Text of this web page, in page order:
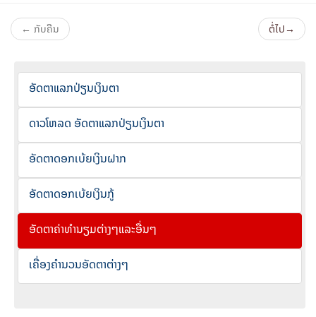
← ກັບຄືນ ຕໍ່ໄປ→
ອັດຕາແລກປ່ຽນເງິນຕາ
ດາວໂຫລດ ອັດຕາແລກປ່ຽນເງິນຕາ
ອັດຕາດອກເບ້ຍເງິນຝາກ
ອັດຕາດອກເບ້ຍເງິນກູ້
ອັດຕາຄ່າທຳນຽມຕ່າງໆແລະອື່ນໆ
ເຄື່ອງຄຳນວນອັດຕາຕ່າງໆ